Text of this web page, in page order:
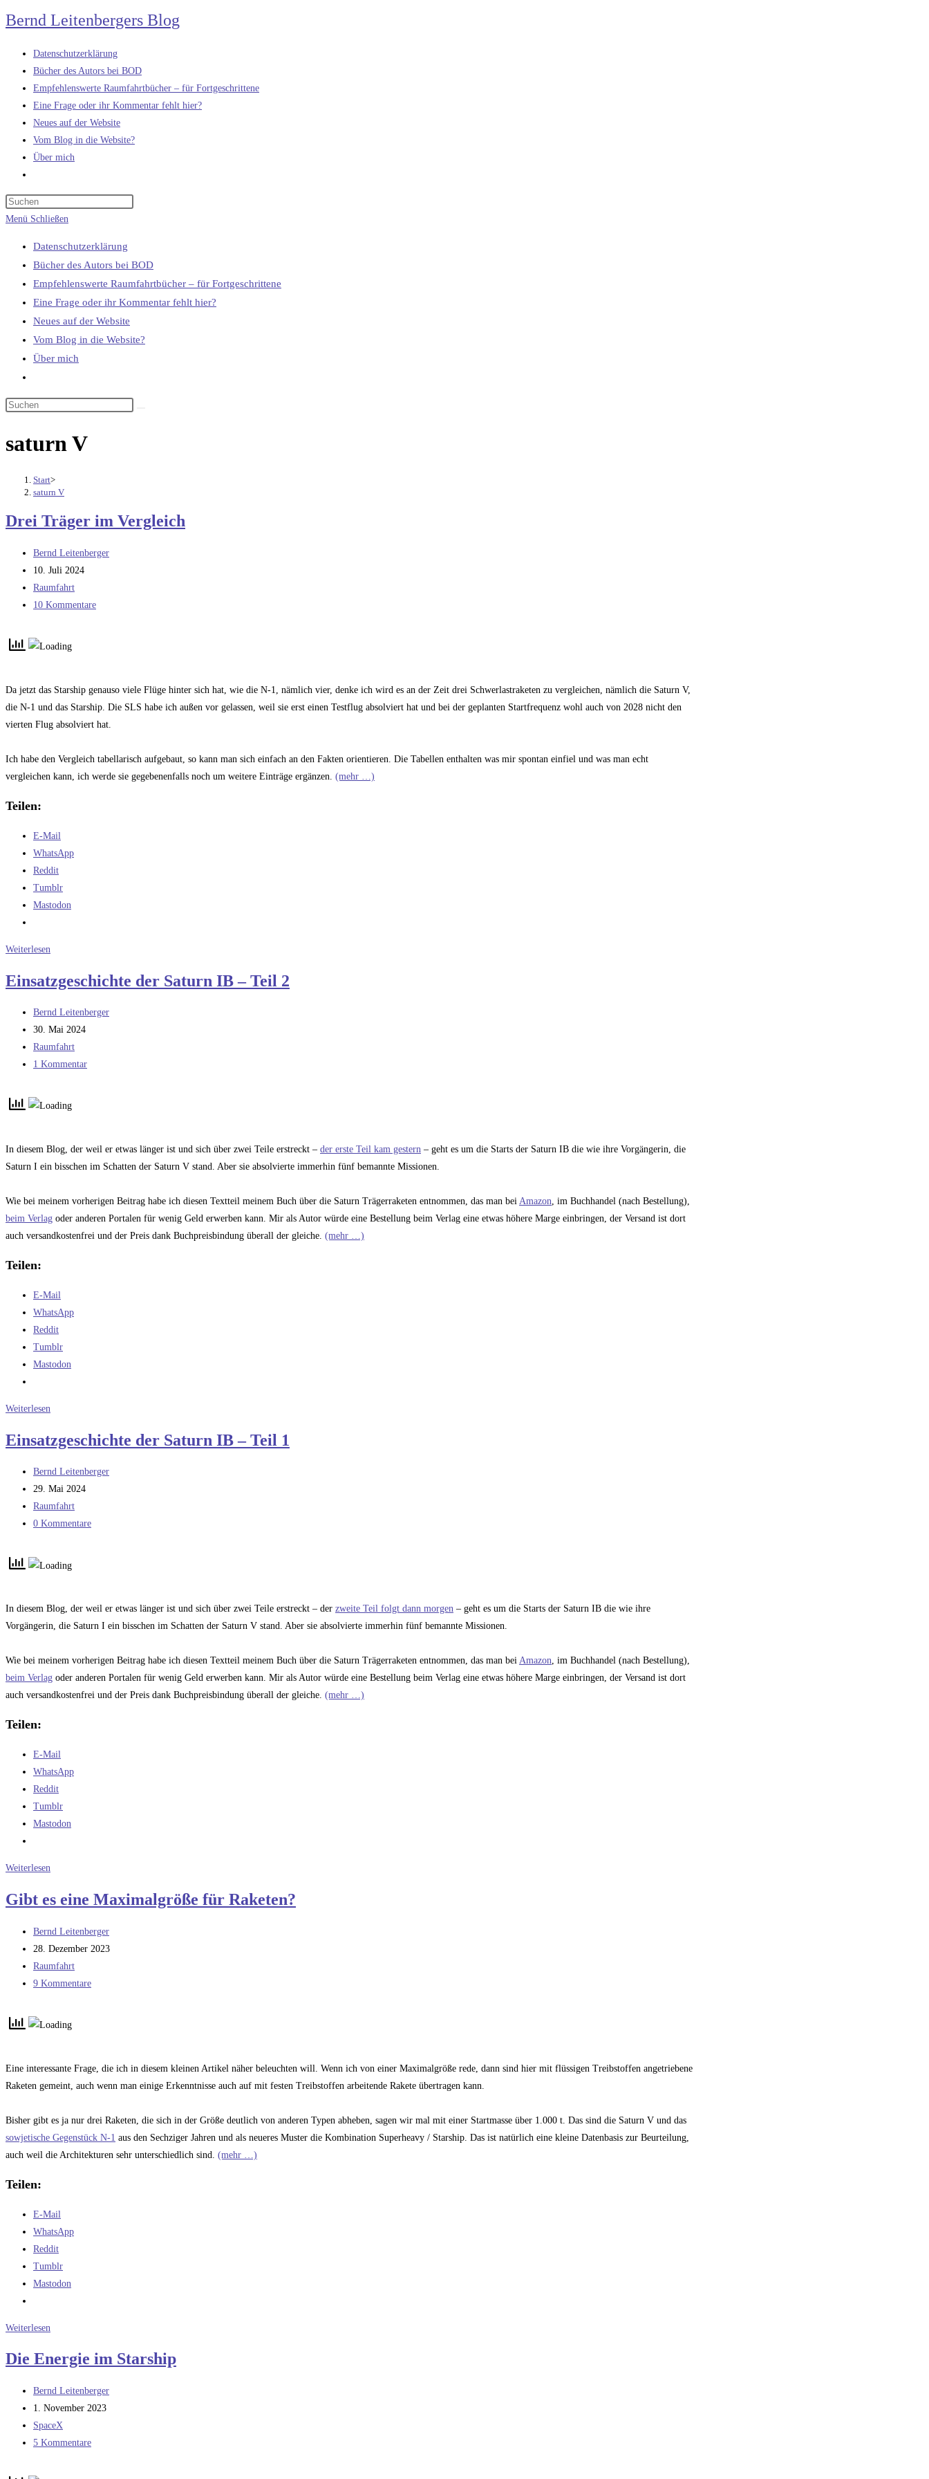
Zum
Inhalt
springen
Bernd Leitenbergers Blog
Datenschutzerklärung
Bücher des Autors bei BOD
Empfehlenswerte Raumfahrtbücher – für Fortgeschrittene
Eine Frage oder ihr Kommentar fehlt hier?
Neues auf der Website
Vom Blog in die Website?
Über mich
umschalten
Menü Schließen
Datenschutzerklärung
Bücher des Autors bei BOD
Empfehlenswerte Raumfahrtbücher – für Fortgeschrittene
Eine Frage oder ihr Kommentar fehlt hier?
Neues auf der Website
Vom Blog in die Website?
Über mich
umschalten
saturn V
Start>
saturn V
Drei Träger im Vergleich
Beitrags-
Autor:
Bernd Leitenberger
Beitrag
veröffentlicht:
10. Juli 2024
Beitrags-
Kategorie:
Raumfahrt
Beitrags-
10 Kommentare
Da jetzt das Starship genauso viele Flüge hinter sich hat, wie die N-1, nämlich vier, denke ich wird es an der Zeit drei Schwerlastraketen zu vergleichen, nämlich die Saturn V,
die N-1 und das Starship. Die SLS habe ich außen vor gelassen, weil sie erst einen Testflug absolviert hat und bei der geplanten Startfrequenz wohl auch von 2028 nicht den
vierten Flug absolviert hat.
Ich habe den Vergleich tabellarisch aufgebaut, so kann man sich einfach an den Fakten orientieren. Die Tabellen enthalten was mir spontan einfiel und was man echt
vergleichen kann, ich werde sie gegebenenfalls noch um weitere Einträge ergänzen. (mehr …)
Teilen:
E-Mail
WhatsApp
Reddit
Tumblr
Mastodon
Weiterlesen
im
Einsatzgeschichte der Saturn IB – Teil 2
Beitrags-
Autor:
Bernd Leitenberger
Beitrag
veröffentlicht:
30. Mai 2024
Beitrags-
Kategorie:
Raumfahrt
Beitrags-
1 Kommentar
In diesem Blog, der weil er etwas länger ist und sich über zwei Teile erstreckt – der erste Teil kam gestern – geht es um die Starts der Saturn IB die wie ihre Vorgängerin, die
Saturn I ein bisschen im Schatten der Saturn V stand. Aber sie absolvierte immerhin fünf bemannte Missionen.
Wie bei meinem vorherigen Beitrag habe ich diesen Textteil meinem Buch über die Saturn Trägerraketen entnommen, das man bei Amazon, im Buchhandel (nach Bestellung),
beim Verlag oder anderen Portalen für wenig Geld erwerben kann. Mir als Autor würde eine Bestellung beim Verlag eine etwas höhere Marge einbringen, der Versand ist dort
auch versandkostenfrei und der Preis dank Buchpreisbindung überall der gleiche. (mehr …)
Teilen:
E-Mail
WhatsApp
Reddit
Tumblr
Mastodon
Weiterlesen
Saturn
–
Teil
2
Einsatzgeschichte der Saturn IB – Teil 1
Beitrags-
Autor:
Bernd Leitenberger
Beitrag
veröffentlicht:
29. Mai 2024
Beitrags-
Kategorie:
Raumfahrt
Beitrags-
0 Kommentare
In diesem Blog, der weil er etwas länger ist und sich über zwei Teile erstreckt – der zweite Teil folgt dann morgen – geht es um die Starts der Saturn IB die wie ihre
Vorgängerin, die Saturn I ein bisschen im Schatten der Saturn V stand. Aber sie absolvierte immerhin fünf bemannte Missionen.
Wie bei meinem vorherigen Beitrag habe ich diesen Textteil meinem Buch über die Saturn Trägerraketen entnommen, das man bei Amazon, im Buchhandel (nach Bestellung),
beim Verlag oder anderen Portalen für wenig Geld erwerben kann. Mir als Autor würde eine Bestellung beim Verlag eine etwas höhere Marge einbringen, der Versand ist dort
auch versandkostenfrei und der Preis dank Buchpreisbindung überall der gleiche. (mehr …)
Teilen:
E-Mail
WhatsApp
Reddit
Tumblr
Mastodon
Weiterlesen
Saturn
–
Teil
1
Gibt es eine Maximalgröße für Raketen?
Beitrags-
Autor:
Bernd Leitenberger
Beitrag
veröffentlicht:
28. Dezember 2023
Beitrags-
Kategorie:
Raumfahrt
Beitrags-
9 Kommentare
Eine interessante Frage, die ich in diesem kleinen Artikel näher beleuchten will. Wenn ich von einer Maximalgröße rede, dann sind hier mit flüssigen Treibstoffen angetriebene
Raketen gemeint, auch wenn man einige Erkenntnisse auch auf mit festen Treibstoffen arbeitende Rakete übertragen kann.
Bisher gibt es ja nur drei Raketen, die sich in der Größe deutlich von anderen Typen abheben, sagen wir mal mit einer Startmasse über 1.000 t. Das sind die Saturn V und das
sowjetische Gegenstück N-1 aus den Sechziger Jahren und als neueres Muster die Kombination Superheavy / Starship. Das ist natürlich eine kleine Datenbasis zur Beurteilung,
auch weil die Architekturen sehr unterschiedlich sind. (mehr …)
Teilen:
E-Mail
WhatsApp
Reddit
Tumblr
Mastodon
Weiterlesen
eine
für
Raketen?
Die Energie im Starship
Beitrags-
Autor:
Bernd Leitenberger
Beitrag
veröffentlicht:
1. November 2023
Beitrags-
Kategorie:
SpaceX
Beitrags-
5 Kommentare